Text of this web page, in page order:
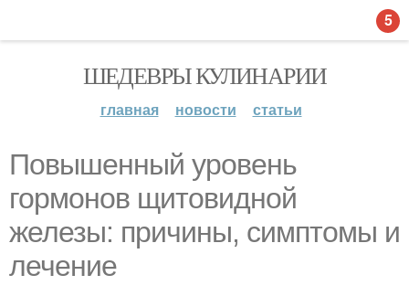
ШЕДЕВРЫ КУЛИНАРИИ
главная новости статьи
Повышенный уровень
гормонов щитовидной
железы: причины, симптомы и
лечение
5